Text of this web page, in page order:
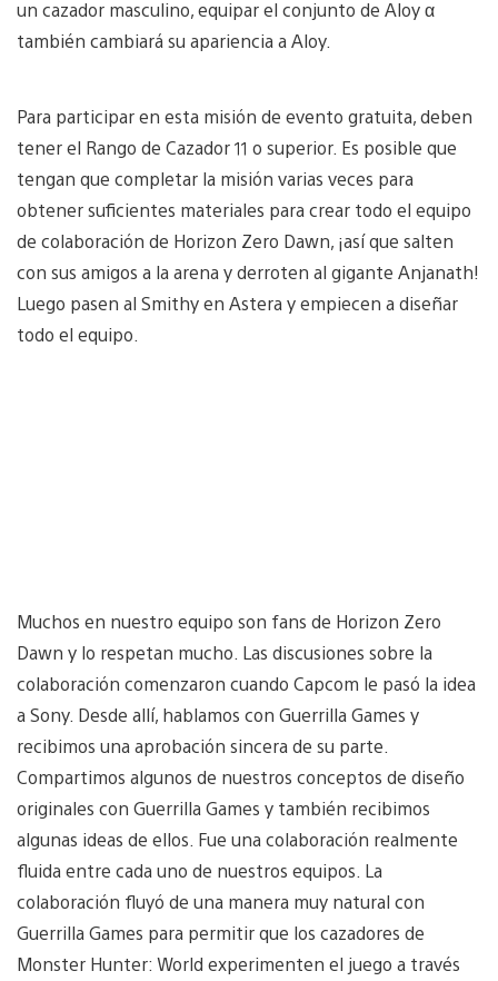
un cazador masculino, equipar el conjunto de Aloy α
también cambiará su apariencia a Aloy.
Para participar en esta misión de evento gratuita, deben
tener el Rango de Cazador 11 o superior. Es posible que
tengan que completar la misión varias veces para
obtener suficientes materiales para crear todo el equipo
de colaboración de Horizon Zero Dawn, ¡así que salten
con sus amigos a la arena y derroten al gigante Anjanath!
Luego pasen al Smithy en Astera y empiecen a diseñar
todo el equipo.
Muchos en nuestro equipo son fans de Horizon Zero
Dawn y lo respetan mucho. Las discusiones sobre la
colaboración comenzaron cuando Capcom le pasó la idea
a Sony. Desde allí, hablamos con Guerrilla Games y
recibimos una aprobación sincera de su parte.
Compartimos algunos de nuestros conceptos de diseño
originales con Guerrilla Games y también recibimos
algunas ideas de ellos. Fue una colaboración realmente
fluida entre cada uno de nuestros equipos. La
colaboración fluyó de una manera muy natural con
Guerrilla Games para permitir que los cazadores de
Monster Hunter: World experimenten el juego a través